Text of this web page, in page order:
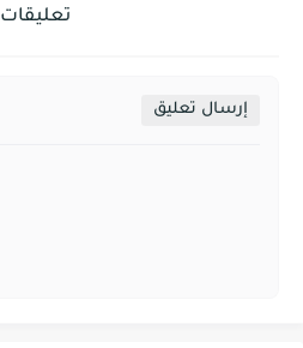
تعليقات
إرسال تعليق